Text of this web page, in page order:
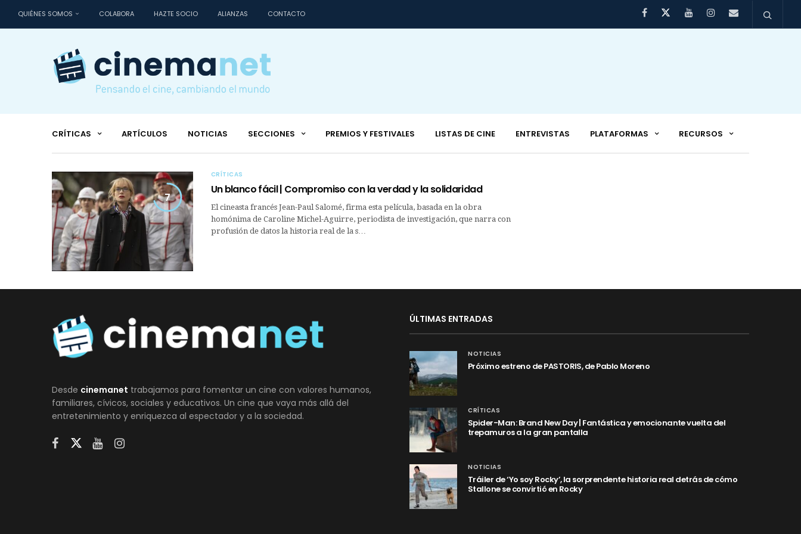
QUIÉNES SOMOS COLABORA HAZTE SOCIO ALIANZAS CONTACTO
CRÍTICAS ARTÍCULOS NOTICIAS SECCIONES PREMIOS Y FESTIVALES LISTAS DE CINE ENTREVISTAS PLATAFORMAS RECURSOS
7
CRÍTICAS
Un blanco fácil | Compromiso con la verdad y la solidaridad
El cineasta francés Jean-Paul Salomé, firma esta película, basada en la obra
homónima de Caroline Michel-Aguirre, periodista de investigación, que narra con
profusión de datos la historia real de la s…
Desde cinemanet trabajamos para fomentar un cine con valores humanos,
familiares, cívicos, sociales y educativos. Un cine que vaya más allá del
entretenimiento y enriquezca al espectador y a la sociedad.
ÚLTIMAS ENTRADAS
NOTICIAS
Próximo estreno de PASTORIS, de Pablo Moreno
CRÍTICAS
Spider-Man: Brand New Day | Fantástica y emocionante vuelta del
trepamuros a la gran pantalla
NOTICIAS
Tráiler de ‘Yo soy Rocky’, la sorprendente historia real detrás de cómo
Stallone se convirtió en Rocky